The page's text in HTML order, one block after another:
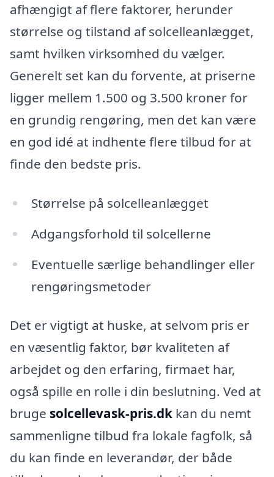
afhængigt af flere faktorer, herunder
størrelse og tilstand af solcelleanlægget,
samt hvilken virksomhed du vælger.
Generelt set kan du forvente, at priserne
ligger mellem 1.500 og 3.500 kroner for
en grundig rengøring, men det kan være
en god idé at indhente flere tilbud for at
finde den bedste pris.
Størrelse på solcelleanlægget
Adgangsforhold til solcellerne
Eventuelle særlige behandlinger eller
rengøringsmetoder
Det er vigtigt at huske, at selvom pris er
en væsentlig faktor, bør kvaliteten af
arbejdet og den erfaring, firmaet har,
også spille en rolle i din beslutning. Ved at
bruge solcellevask-pris.dk kan du nemt
sammenligne tilbud fra lokale fagfolk, så
du kan finde en leverandør, der både